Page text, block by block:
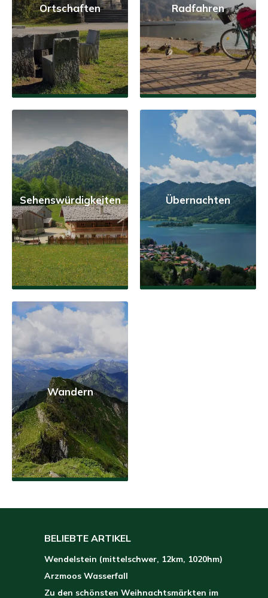
Ortschaften Radfahren
Sehenswürdigkeiten Übernachten
Wandern
BELIEBTE ARTIKEL
Wendelstein (mittelschwer, 12km, 1020hm)
Arzmoos Wasserfall
Zu den schönsten Weihnachtsmärkten im